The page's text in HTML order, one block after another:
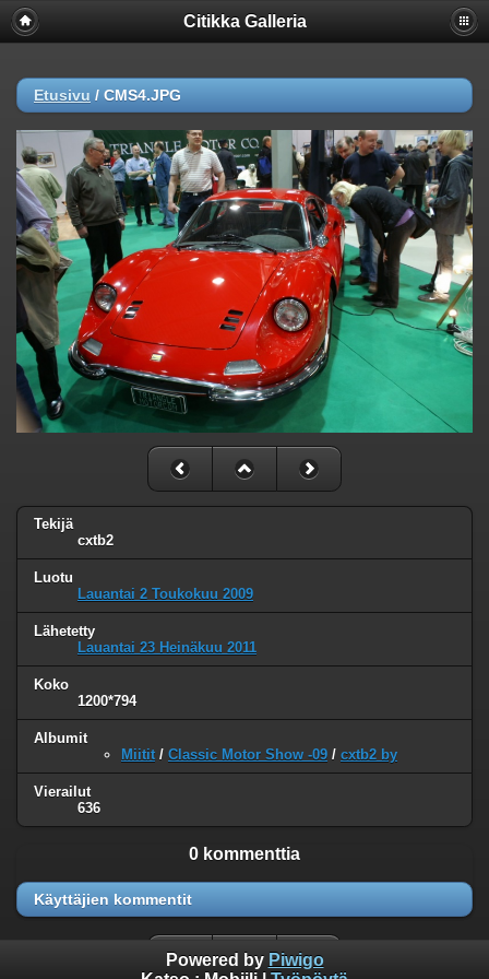
Citikka Galleria
Etusivu / CMS4.JPG
Tekijä
cxtb2
Luotu
Lauantai 2 Toukokuu 2009
Lähetetty
Lauantai 23 Heinäkuu 2011
Koko
1200*794
Albumit
Miitit / Classic Motor Show -09 / cxtb2 by
Vierailut
636
0 kommenttia
Käyttäjien kommentit
Powered by Piwigo